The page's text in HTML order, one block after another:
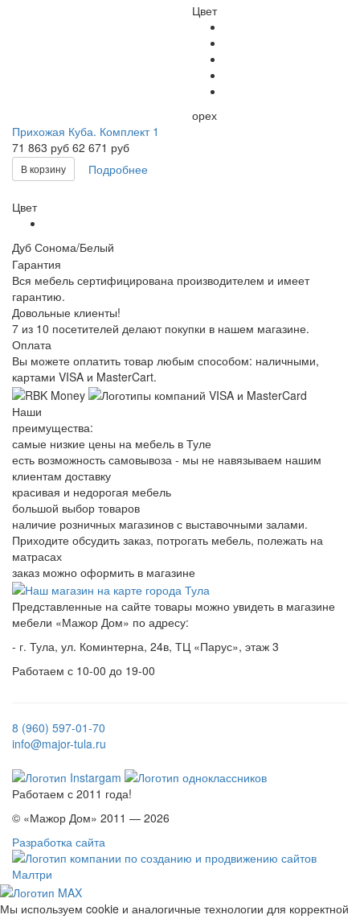
Цвет
орех
Прихожая Куба. Комплект 1
71 863 руб 62 671 руб
В корзину Подробнее
Цвет
Дуб Сонома/Белый
Гарантия
Вся мебель сертифицирована производителем и имеет
гарантию.
Довольные клиенты!
7 из 10 посетителей делают покупки в нашем магазине.
Оплата
Вы можете оплатить товар любым способом: наличными,
картами VISA и MasterCart.
Наши
преимущества:
самые низкие цены на мебель в Туле
есть возможность самовывоза - мы не навязываем нашим
клиентам доставку
красивая и недорогая мебель
большой выбор товаров
наличие розничных магазинов с выставочными залами.
Приходите обсудить заказ, потрогать мебель, полежать на
матрасах
заказ можно оформить в магазине
Представленные на сайте товары можно увидеть в магазине
мебели «Мажор Дом» по адресу:
- г. Тула, ул. Коминтерна, 24в, ТЦ «Парус», этаж 3
Работаем с 10-00 до 19-00
8 (960) 597-01-70
info@major-tula.ru
Работаем с 2011 года!
© «Мажор Дом» 2011 — 2026
Разработка сайта
Мы используем cookie и аналогичные технологии для корректной